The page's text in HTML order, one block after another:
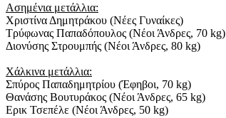
Ασημένια μετάλλια:
Χριστίνα Δημητράκου (Νέες Γυναίκες)
Τρύφωνας Παπαδόπουλος (Νέοι Άνδρες, 70 kg)
Διονύσης Στρουμπής (Νέοι Άνδρες, 80 kg)
Χάλκινα μετάλλια:
Σπύρος Παπαδημητρίου (Έφηβοι, 70 kg)
Θανάσης Βουτυράκος (Νέοι Άνδρες, 65 kg)
Ερικ Τσεπέλε (Νέοι Άνδρες, 50 kg)